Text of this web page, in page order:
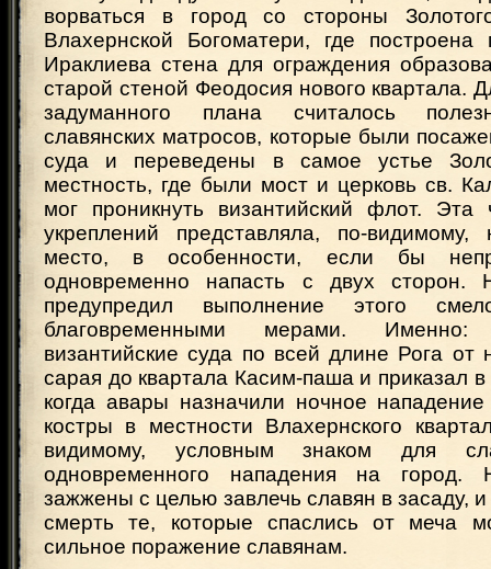
ворваться в город со стороны
Влахернской Богоматери, где
Ираклиева стена для ограждения
старой стеной Феодосия нового квартала.
задуманного плана считалось
славянских матросов, которые были
суда и переведены в самое устье
местность, где были мост и церковь св.
мог проникнуть византийский флот. Эта
укреплений представляла, по-видимому,
место, в особенности, если бы
одновременно напасть с двух сторон.
предупредил выполнение этого
благовременными мерами.
византийские суда по всей длине Рога от
сарая до квартала Касим-паша и приказал в
когда авары назначили ночное
костры в местности Влахернского
видимому, условным знаком для
одновременного нападения на
зажжены с целью завлечь славян в засаду,
смерть те, которые спаслись от меча
сильное поражение славянам.